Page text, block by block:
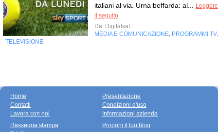
italiani al via. Urna beffarda: al...
Leggere
il seguito
Da Digitalsat
MEDIA E COMUNICAZIONE PROGRAMMI TV
TELEVISIONE
Home
Contatti
Lavora con noi
Presentazione
Condizioni d'uso
Informazioni azienda
Rassegna stampa
Proponi il tuo blog